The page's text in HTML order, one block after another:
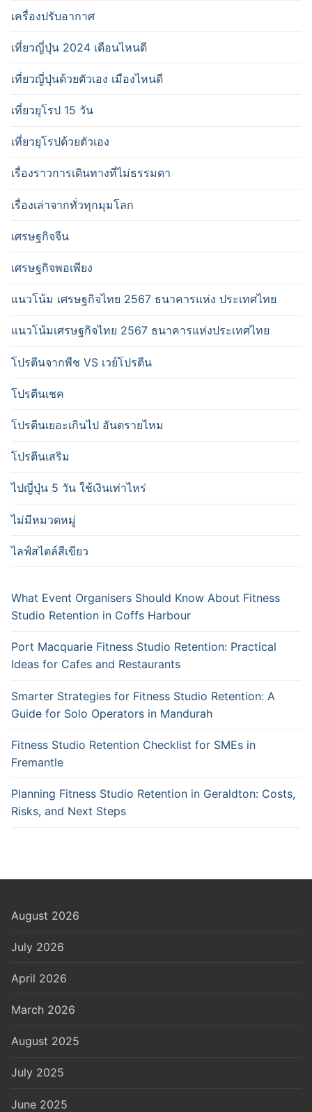
เครื่องปรับอากาศ
เที่ยวญี่ปุ่น 2024 เดือนไหนดี
เที่ยวญี่ปุ่นด้วยตัวเอง เมืองไหนดี
เที่ยวยุโรป 15 วัน
เที่ยวยุโรปด้วยตัวเอง
เรื่องราวการเดินทางที่ไม่ธรรมดา
เรื่องเล่าจากทั่วทุกมุมโลก
เศรษฐกิจจีน
เศรษฐกิจพอเพียง
แนวโน้ม เศรษฐกิจไทย 2567 ธนาคารแห่ง ประเทศไทย
แนวโน้มเศรษฐกิจไทย 2567 ธนาคารแห่งประเทศไทย
โปรตีนจากพืช VS เวย์โปรตีน
โปรตีนเชค
โปรตีนเยอะเกินไป อันตรายไหม
โปรตีนเสริม
ไปญี่ปุ่น 5 วัน ใช้เงินเท่าไหร่
ไม่มีหมวดหมู่
ไลฟ์สไตล์สีเขียว
What Event Organisers Should Know About Fitness
Studio Retention in Coffs Harbour
Port Macquarie Fitness Studio Retention: Practical
Ideas for Cafes and Restaurants
Smarter Strategies for Fitness Studio Retention: A
Guide for Solo Operators in Mandurah
Fitness Studio Retention Checklist for SMEs in
Fremantle
Planning Fitness Studio Retention in Geraldton: Costs,
Risks, and Next Steps
August 2026
July 2026
April 2026
March 2026
August 2025
July 2025
June 2025